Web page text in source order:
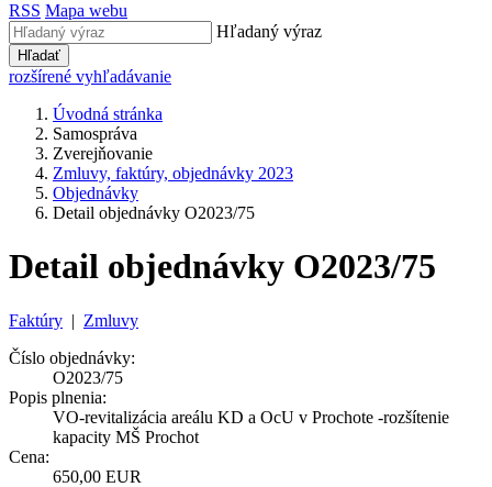
RSS Mapa webu
Hľadaný výraz
Hľadať
rozšírené vyhľadávanie
Úvodná stránka
Samospráva
Zverejňovanie
Zmluvy, faktúry, objednávky 2023
Objednávky
Detail objednávky O2023/75
Detail objednávky O2023/75
Faktúry | Zmluvy
Číslo objednávky:
O2023/75
Popis plnenia:
VO-revitalizácia areálu KD a OcU v Prochote -rozšítenie
kapacity MŠ Prochot
Cena:
650,00 EUR